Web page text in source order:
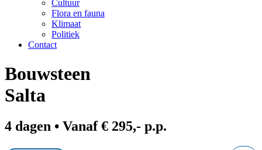
Cultuur
Flora en fauna
Klimaat
Politiek
Contact
Bouwsteen
Salta
4 dagen • Vanaf € 295,- p.p.